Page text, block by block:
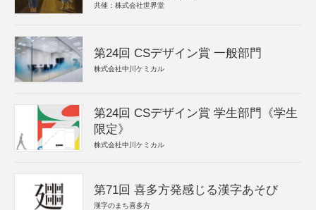
共催：株式会社世界堂
第24回 CSデザイン賞 一般部門
株式会社中川ケミカル
第24回 CSデザイン賞 学生部門《学生
限定》
株式会社中川ケミカル
第71回 喜多方発感じる漢字あそび
漢字のまち喜多方